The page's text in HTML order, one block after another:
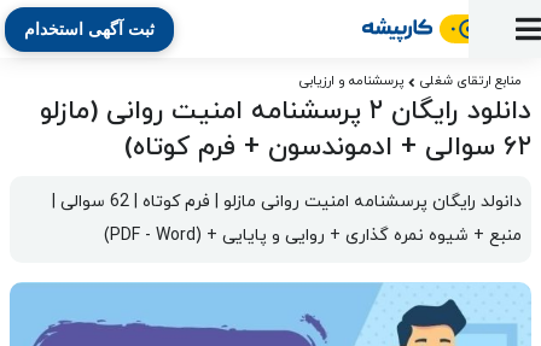
پنل
استخدام
به
کار
ثبت
رزومه
آگهی
آماده
به
ثبت
آگهی
استخدام
نشان
شده‌ها
تبادل
نظر
منابع
ارتقای
دوره
مقاله
نرم‌افزار
استخدام
بلاگ
کارپیشه
جستجوی
(رزومه)
بخش
کارفرمایان
ثبت آگهی استخدام
منابع ارتقای شغلی پرسشنامه و ارزیابی
دانلود رایگان ۲ پرسشنامه امنیت روانی (مازلو
۶۲ سوالی + ادموندسون + فرم کوتاه)
منبع + شیوه نمره گذاری + روایی و پایایی + (PDF - Word)